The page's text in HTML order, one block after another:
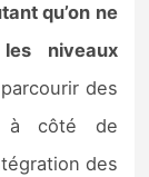
qu’on ne
niveaux
des
à côté de
des